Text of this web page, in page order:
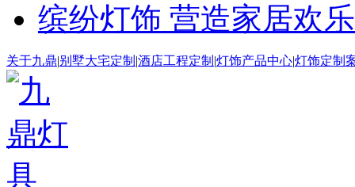
缤纷灯饰 营造家居欢
关于九鼎|别墅大宅定制 |酒店工程定制 |灯饰产品中心|灯饰定制